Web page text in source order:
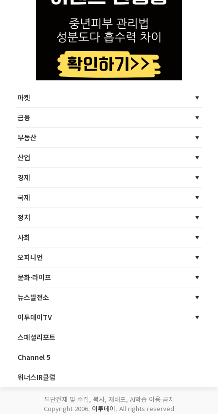
마켓
금융
부동산
산업
경제
국제
정치
사회
오피니언
문화·라이프
뉴스발전소
이투데이TV
스페셜리포트
Channel 5
위너스IR클럽
무단전재 및 수집, 복사, 재배포, AI학습 이용 금지
Copyright 2006. 이투데이. All rights reserved